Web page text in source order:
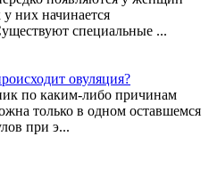
у них начинается
специальные ...
овуляция?
по каким-либо причинам
только в одном оставшемся
при э...